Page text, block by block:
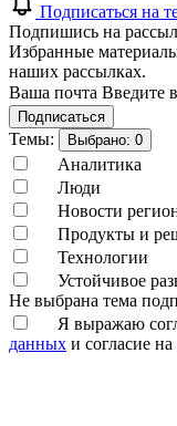
Подписаться на
Подпишись на
Избранные
наших рассылках.
Ваша почта Введите
Подписаться
Темы: Выбрано: 0
Аналитика
Люди
Новости
Продукты и
Технологии
Устойчивое
Не выбрана тема
Я выражаю
данных и согласие на